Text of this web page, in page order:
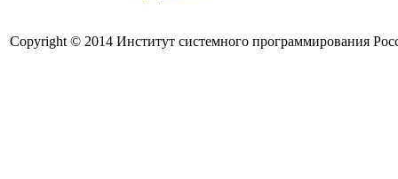
Copyright © 2014 Институт системного программирования